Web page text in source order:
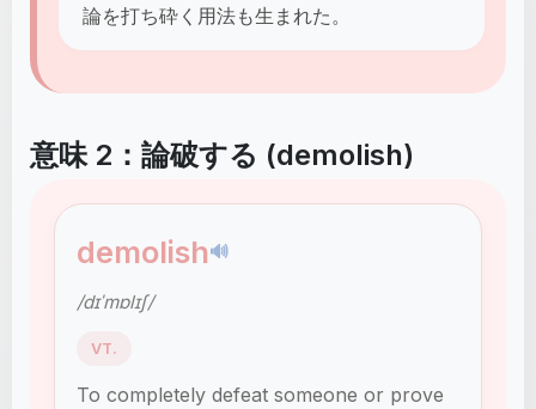
論を打ち砕く用法も生まれた。
意味 2：論破する (demolish)
demolish🔊
/dɪˈmɒlɪʃ/
VT.
To completely defeat someone or prove